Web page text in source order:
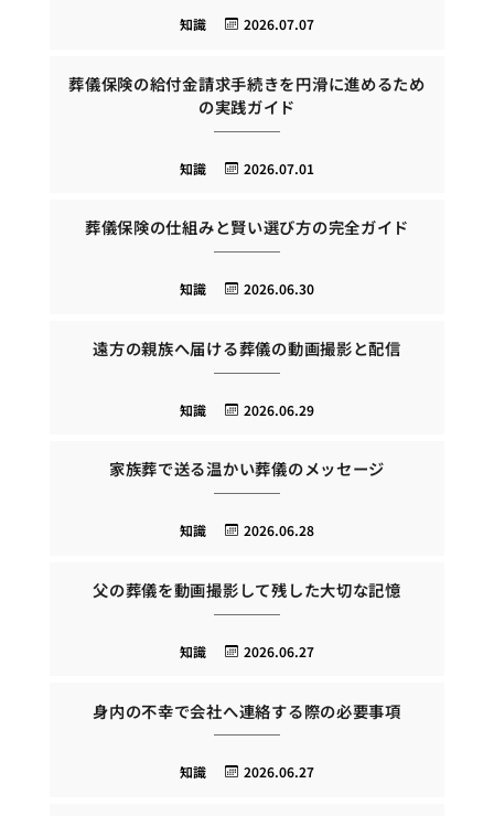
2026.07.07
知識
葬儀保険の給付金請求手続きを円滑に進めるため
の実践ガイド
2026.07.01
知識
葬儀保険の仕組みと賢い選び方の完全ガイド
2026.06.30
知識
遠方の親族へ届ける葬儀の動画撮影と配信
2026.06.29
知識
家族葬で送る温かい葬儀のメッセージ
2026.06.28
知識
父の葬儀を動画撮影して残した大切な記憶
2026.06.27
知識
身内の不幸で会社へ連絡する際の必要事項
2026.06.27
知識